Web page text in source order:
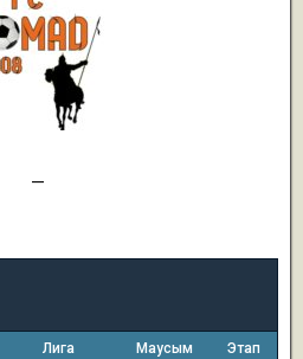
—
Лига Маусым Этап